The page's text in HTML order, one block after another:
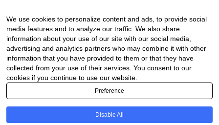
We use cookies to personalize content and ads, to provide social
media features and to analyze our traffic. We also share
information about your use of our site with our social media,
advertising and analytics partners who may combine it with other
information that you have provided to them or that they have
collected from your use of their services. You consent to our
cookies if you continue to use our website.
Preference
Disable All